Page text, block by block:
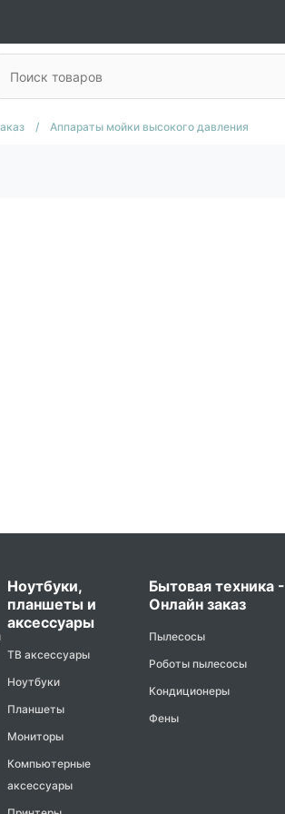
/ Аппараты мойки высокого давления
Ноутбуки,
планшеты и
аксессуары
ТВ аксессуары
Ноутбуки
Планшеты
Мониторы
Компьютерные
аксессуары
Бытовая техника -
Онлайн заказ
Пылесосы
Роботы пылесосы
Кондиционеры
Фены